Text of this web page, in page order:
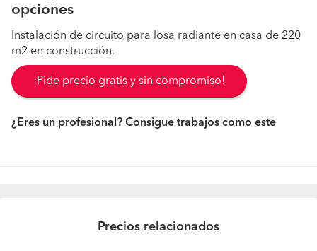
opciones
Instalación de circuito para losa radiante en casa de 220
m2 en construcción.
¡Pide precio gratis y sin compromiso!
¿Eres un profesional? Consigue trabajos como este
Precios relacionados